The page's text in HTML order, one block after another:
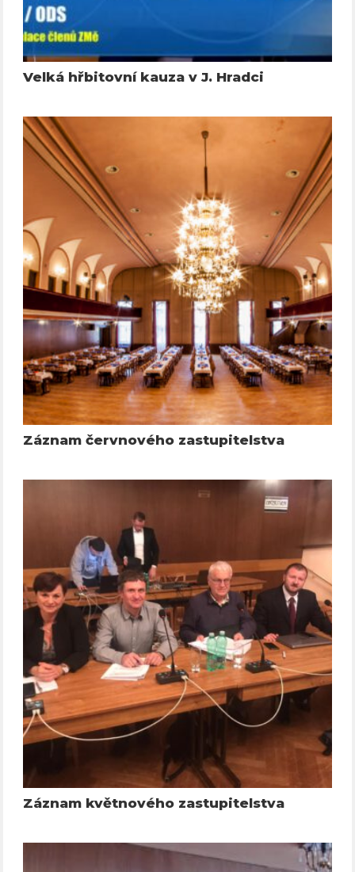
Velká hřbitovní kauza v J. Hradci
Záznam červnového zastupitelstva
Záznam květnového zastupitelstva